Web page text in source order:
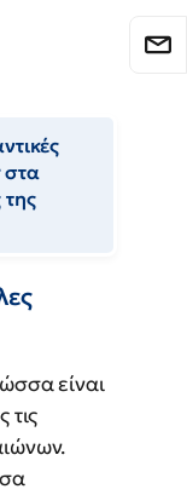
στα
είναι
τις